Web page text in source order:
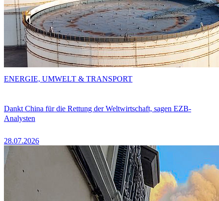
Dankt China für die Rettung der Weltwirtschaft, sagen EZB-
Analysten
28.07.2026
ENERGIE, UMWELT & TRANSPORT